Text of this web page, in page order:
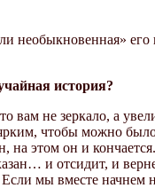
необыкновенная» его
история?
не зеркало, а
чтобы можно
на этом он и
и отсидит, и
мы вместе начнем